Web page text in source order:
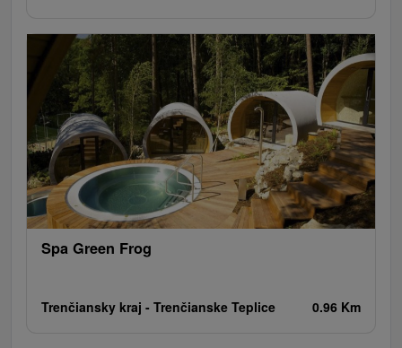
Spa Green Frog
Trenčiansky kraj - Trenčianske Teplice 0.96 Km